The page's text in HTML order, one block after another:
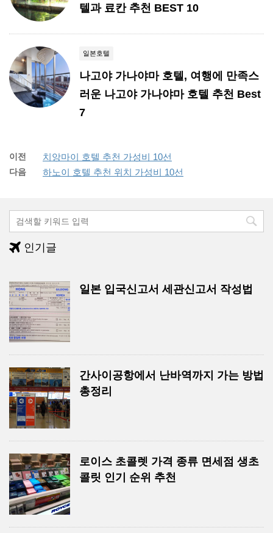
텔과 료칸 추천 BEST 10
일본호텔
나고야 가나야마 호텔, 여행에 만족스
러운 나고야 가나야마 호텔 추천 Best
7
이전 치앙마이 호텔 추천 가성비 10선
다음 하노이 호텔 추천 위치 가성비 10선
인기글
일본 입국신고서 세관신고서 작성법
간사이공항에서 난바역까지 가는 방법
총정리
로이스 초콜렛 가격 종류 면세점 생초
콜릿 인기 순위 추천